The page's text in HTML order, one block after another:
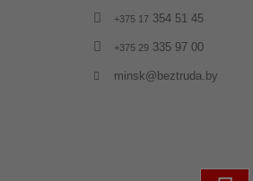
+375 17 354 51 45
+375 29 335 97 00
minsk@beztruda.by